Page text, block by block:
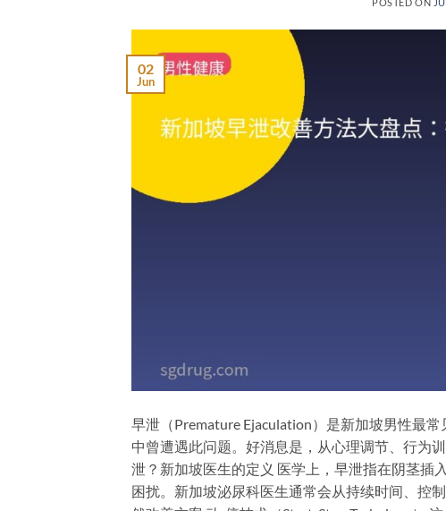
02
Jun
早泄（Premature Ejaculation）是新加坡男性最
中曾遭遇此问题。好消息是，从心理调节、行为
泄？新加坡医生的定义 医学上，早泄指在阴茎插
困扰。新加坡泌尿科医生通常会从持续时间、控